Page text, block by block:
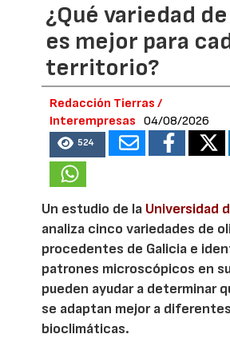
¿Qué variedad
es mejor para
territorio?
Redacción Tierras /
Interempresas
04/08/2026
524
Un estudio de la Universidad
analiza cinco variedades de
procedentes de Galicia e
patrones microscópicos en
pueden ayudar a determinar
se adaptan mejor a
bioclimáticas.